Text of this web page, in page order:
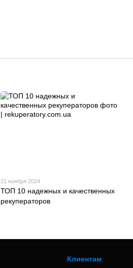
21 ноября 2024
ТОП 10 надежных и качественных
рекуператоров
Клиентам